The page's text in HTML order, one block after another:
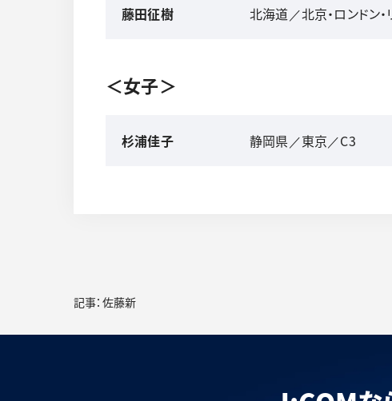
藤田征樹 北海道／北京・ロンドン・
＜女子＞
杉浦佳子 静岡県／東京／C3
記事：佐藤新